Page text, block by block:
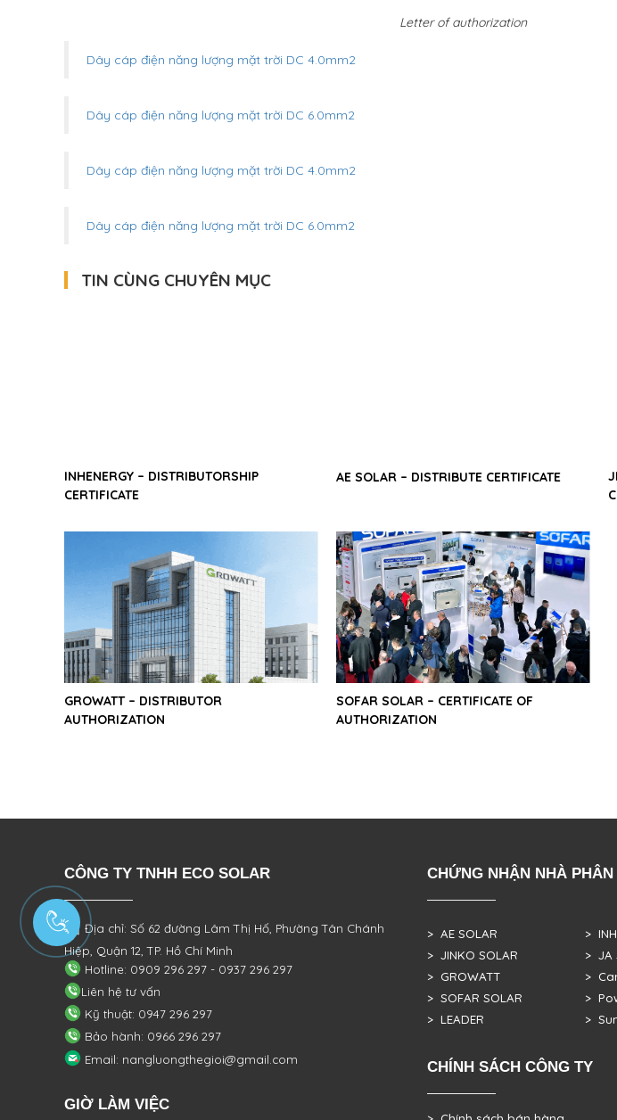
Letter of authorization
Dây cáp điện năng lượng mặt trời DC 4.0mm2
Dây cáp điện năng lượng mặt trời DC 6.0mm2
Dây cáp điện năng lượng mặt trời DC 4.0mm2
Dây cáp điện năng lượng mặt trời DC 6.0mm2
TIN CÙNG CHUYÊN MỤC
INHENERGY – DISTRIBUTORSHIP
CERTIFICATE
AE SOLAR – DISTRIBUTE CERTIFICATE
GROWATT – DISTRIBUTOR
AUTHORIZATION
SOFAR SOLAR – CERTIFICATE OF
AUTHORIZATION
CÔNG TY TNHH ECO SOLAR
Địa chỉ: Số 62 đường Lâm Thị Hố, PhườngTân Chánh
Hiệp, Quận 12, TP. Hồ Chí Minh
Hotline: 0909 296 297 - 0937 296 297
Liên hệ tư vấn
Kỹ thuật: 0947 296 297
Bảo hành: 0966 296 297
Email: nangluongthegioi@gmail.com
GIỜ LÀM VIỆC
CHỨNG NHẬN NHÀ PHÂN
> AE SOLAR
> JINKO SOLAR
> GROWATT
> SOFAR SOLAR
> LEADER
>
> JA
>
>
>
CHÍNH SÁCH CÔNG TY